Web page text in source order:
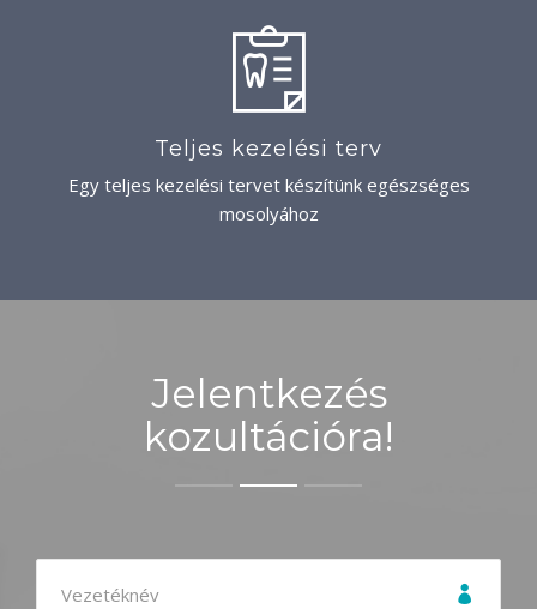
Teljes kezelési terv
Egy teljes kezelési tervet készítünk egészséges
mosolyához
Jelentkezés
kozultációra!